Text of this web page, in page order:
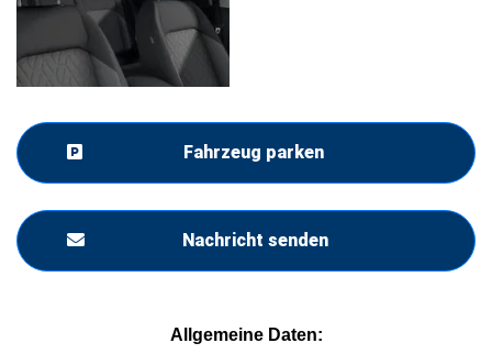
Fahrzeug parken
Nachricht senden
Allgemeine Daten: